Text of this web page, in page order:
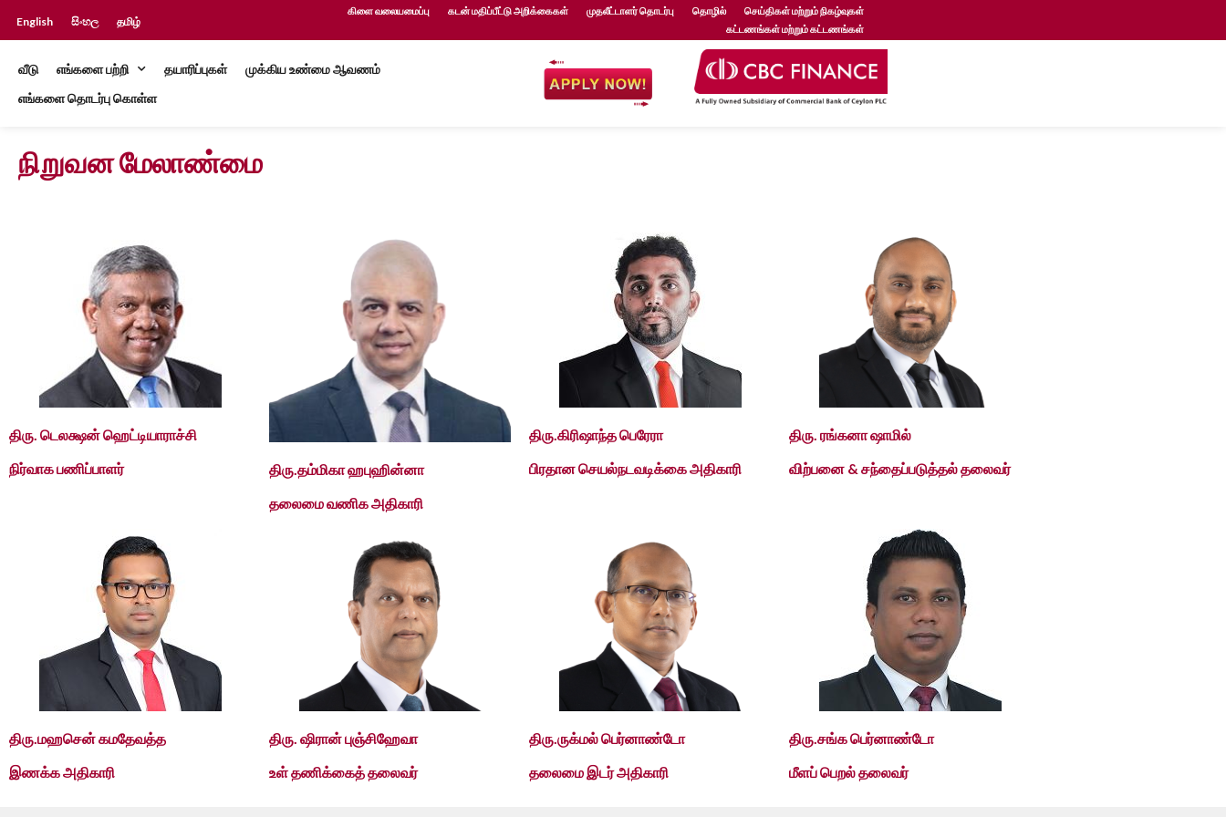
English සිංහල தமிழ்
கிளை வலையமைப்பு கடன் மதிப்பீட்டு அறிக்கைகள் முதலீட்டாளர் தொடர்பு தொழில்
செய்திகள் மற்றும் நிகழ்வுகள்
கட்டணங்கள் மற்றும் கட்டணங்கள்
வீடு எங்களை பற்றி தயாரிப்புகள்
முக்கிய உண்மை ஆவணம்
எங்களை தொடர்பு கொள்ள
நிறுவன மேலாண்மை
திரு. டெலக்ஷன் ஹெட்டியாராச்சி
நிர்வாக பணிப்பாளர்
திரு.தம்மிகா ஹபுஹின்னா
தலைமை வணிக அதிகாரி
திரு.கிரிஷாந்த பெரேரா
பிரதான செயல்நடவடிக்கை அதிகாரி
திரு. ரங்கனா ஷாமில்
விற்பனை & சந்தைப்படுத்தல் தலைவர்
திரு.மஹசென் கமதேவத்த
இணக்க அதிகாரி
திரு. ஷிரான் புஞ்சிஹேவா
உள் தணிக்கைத் தலைவர்
திரு.ருக்மல் பெர்னாண்டோ
தலைமை இடர் அதிகாரி
திரு.சங்க பெர்னாண்டோ
மீளப் பெறல் தலைவர்